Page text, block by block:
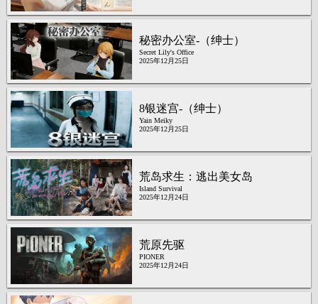
秘密办公室-（绅士）
Secret Lily's Office
2025年12月25日
8银迷宫-（绅士）
Yain Meiky
2025年12月25日
荒岛求生：逃出美女岛
Island Survival
2025年12月24日
荒原先驱
PIONER
2025年12月24日